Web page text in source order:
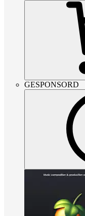
GESPONSORD